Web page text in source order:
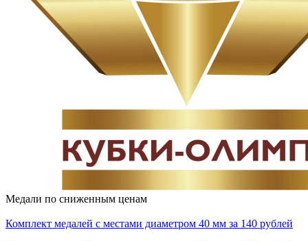
Медали по сниженным ценам
Комплект медалей с местами диаметром 40 мм за 140 рублей